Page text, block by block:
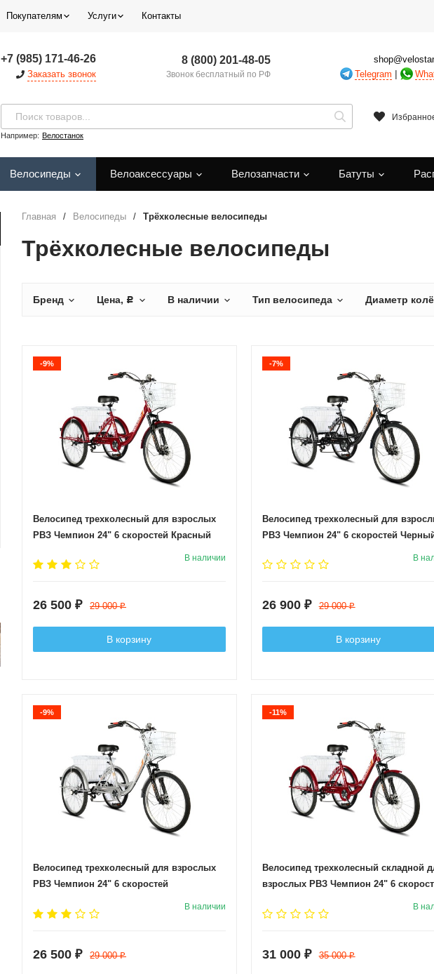
Покупателям Услуги Контакты
+7 (985) 171-46-26
Заказать звонок
8 (800) 201-48-05
Звонок бесплатный по РФ
Telegram |
Например: Велостанок
Велосипеды Велоаксессуары Велозапчасти Батуты
Главная / Велосипеды / Трёхколесные велосипеды
Трёхколесные велосипеды
Бренд Цена, Р В наличии Тип велосипеда Диаметр
-9%
Велосипед трехколесный для взрослых
РВЗ Чемпион 24" 6 скоростей Красный
В наличии
26 500 ₽ 29 000₽
В корзину
-7%
Велосипед трехколесный для
РВЗ Чемпион 24" 6 скоростей
В
26 900 ₽ 29 000₽
В корзину
-9%
Велосипед трехколесный для взрослых
РВЗ Чемпион 24" 6 скоростей
В наличии
26 500 ₽ 29 000₽
-11%
Велосипед трехколесный складной
взрослых РВЗ Чемпион 24" 6
В
31 000 ₽ 35 000₽